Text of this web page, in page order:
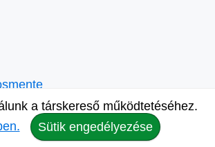
a társkereső működtetéséhez.
Sütik engedélyezése